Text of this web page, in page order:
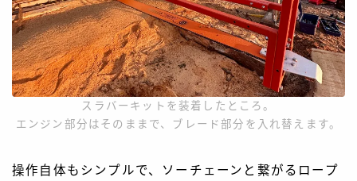
スラバーキットを装着したところ。
エンジン部分はそのままで、ブレード部分を入れ替えます。
操作自体もシンプルで、ソーチェーンと繋がるロープ